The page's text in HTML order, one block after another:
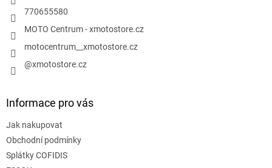
770655580
MOTO Centrum - xmotostore.cz
motocentrum__xmotostore.cz
@xmotostore.cz
Informace pro vás
Jak nakupovat
Obchodní podmínky
Splátky COFIDIS